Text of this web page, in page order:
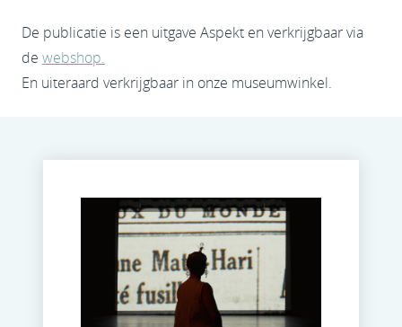
De publicatie is een uitgave Aspekt en verkrijgbaar via
de webshop.
En uiteraard verkrijgbaar in onze museumwinkel.